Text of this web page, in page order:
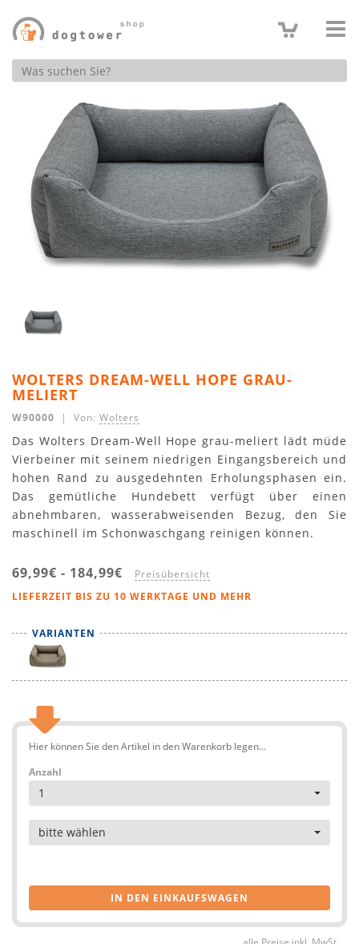
Produktsuche
WOLTERS DREAM-WELL HOPE GRAU-
MELIERT
W90000 | Von: Wolters
Das Wolters Dream-Well Hope grau-meliert lädt müde
Vierbeiner mit seinem niedrigen Eingangsbereich und
hohen Rand zu ausgedehnten Erholungsphasen ein.
Das gemütliche Hundebett verfügt über einen
abnehmbaren, wasserabweisenden Bezug, den Sie
maschinell im Schonwaschgang reinigen können.
69,99€ - 184,99€ Preisübersicht
LIEFERZEIT BIS ZU 10 WERKTAGE UND MEHR
VARIANTEN
Hier können Sie den Artikel in den Warenkorb legen...
Anzahl
1
Artikel
bitte wählen
IN DEN EINKAUFSWAGEN